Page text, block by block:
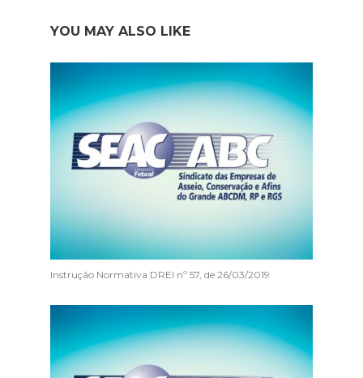
YOU MAY ALSO LIKE
Instrução Normativa DREI nº 57, de 26/03/2019